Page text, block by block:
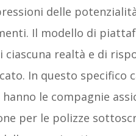
delle
Il modello di
realtà e di
In questo specifico
hanno le compagnie
per le polizze